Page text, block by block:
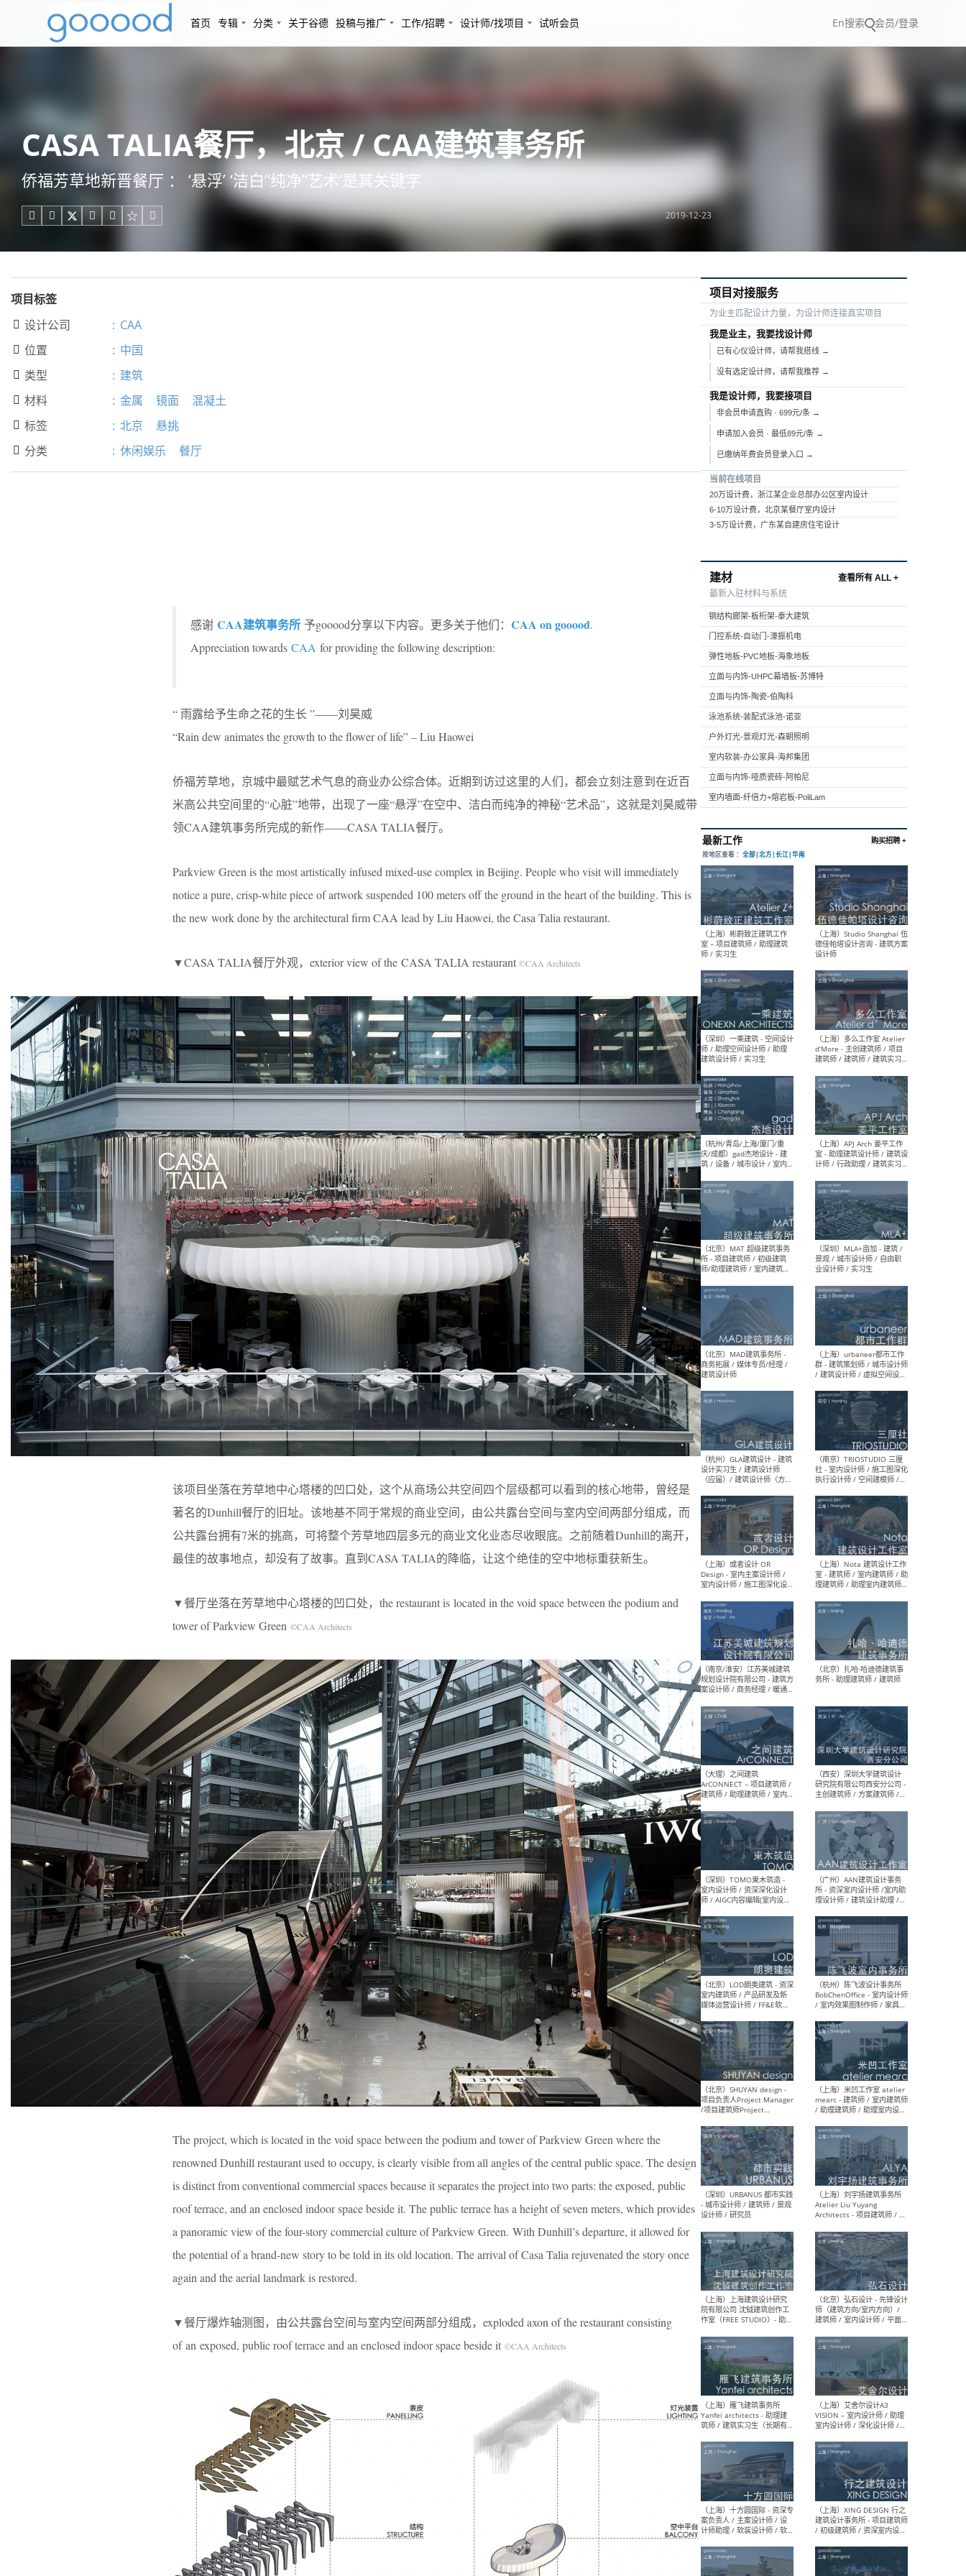
首页 专辑 分类 关于谷德 投稿与推广 工作/招聘 设计师/找项目 试听会员 En搜索 会员/登录
CASA TALIA餐厅，北京 / CAA建筑事务所
侨福芳草地新晋餐厅 ： ‘悬浮’ ‘洁白’‘纯净’‘艺术’是其关键字
     2019-12-23
项目标签
 设计公司 : CAA
 位置 : 中国
 类型 : 建筑
 材料 : 金属 镜面 混凝土
 标签 : 北京 悬挑
 分类 : 休闲娱乐 餐厅
感谢 CAA建筑事务所 予gooood分享以下内容。更多关于他们： CAA on gooood.
Appreciation towards CAA for providing the following description:
“ 雨露给予生命之花的生长 ”——刘昊威
“Rain dew animates the growth to the flower of life” – Liu Haowei
侨福芳草地，京城中最赋艺术气息的商业办公综合体。近期到访过这里的人们，都会立刻注意到在近百
米高公共空间里的“心脏”地带，出现了一座“悬浮”在空中、洁白而纯净的神秘“艺术品”，这就是刘昊威带
领CAA建筑事务所完成的新作——CASA TALIA餐厅。
Parkview Green is the most artistically infused mixed-use complex in Beijing. People who visit will immediately
notice a pure, crisp-white piece of artwork suspended 100 meters off the ground in the heart of the building. This is
the new work done by the architectural firm CAA lead by Liu Haowei, the Casa Talia restaurant.
▼CASA TALIA餐厅外观，exterior view of the CASA TALIA restaurant ©CAA Architects
该项目坐落在芳草地中心塔楼的凹口处，这个从商场公共空间四个层级都可以看到的核心地带，曾经是
著名的Dunhill餐厅的旧址。该地基不同于常规的商业空间，由公共露台空间与室内空间两部分组成，而
公共露台拥有7米的挑高，可将整个芳草地四层多元的商业文化业态尽收眼底。之前随着Dunhill的离开，
最佳的故事地点，却没有了故事。直到CASA TALIA的降临，让这个绝佳的空中地标重获新生。
▼餐厅坐落在芳草地中心塔楼的凹口处，the restaurant is located in the void space between the podium and
tower of Parkview Green ©CAA Architects
The project, which is located in the void space between the podium and tower of Parkview Green where the
renowned Dunhill restaurant used to occupy, is clearly visible from all angles of the central public space. The design
is distinct from conventional commercial spaces because it separates the project into two parts: the exposed, public
roof terrace, and an enclosed indoor space beside it. The public terrace has a height of seven meters, which provides
a panoramic view of the four-story commercial culture of Parkview Green. With Dunhill’s departure, it allowed for
the potential of a brand-new story to be told in its old location. The arrival of Casa Talia rejuvenated the story once
again and the aerial landmark is restored.
▼餐厅爆炸轴测图，由公共露台空间与室内空间两部分组成，exploded axon of the restaurant consisting
of an exposed, public roof terrace and an enclosed indoor space beside it ©CAA Architects
项目对接服务
为业主匹配设计力量，为设计师连接真实项目
我是业主，我要找设计师
已有心仪设计师，请帮我搭线 →
没有选定设计师，请帮我推荐 →
我是设计师，我要接项目
非会员申请直购 · 699元/条 →
申请加入会员 · 最低89元/条 →
已缴纳年费会员登录入口 →
当前在线项目
20万设计费，浙江某企业总部办公区室内设计
6-10万设计费，北京某餐厅室内设计
3-5万设计费，广东某自建房住宅设计
建材
查看所有 ALL +
最新入驻材料与系统
钢结构廊架-板桁架-泰大建筑
门控系统-自动门-濠振机电
弹性地板-PVC地板-海象地板
立面与内饰-UHPC幕墙板-苏博特
立面与内饰-陶瓷-伯陶科
泳池系统-装配式泳池-诺亚
户外灯光-景观灯光-森朝照明
室内软装-办公家具-海邦集团
立面与内饰-哑质瓷砖-阿帕尼
室内墙面-纤倍力+熔岩板-PoliLam
最新工作
按地区查看 ：全部|北方|长江
（上海）彬蔚致正建筑工作
室 – 项目建筑师 / 助理建筑
师 / 实习生
（深圳）一乘建筑 - 空间设计
师 / 助理空间设计师 / 助理
建筑设计师 / 实习生
（杭州/青岛/上海/厦门/重
庆/成都）gad杰地设计 - 建
筑 / 设备 / 城市设计 / 室内 /
幕墙 / BIM / 成本 / 工程 / 运
营 / 品牌 / 观点views / 实习
等
（北京）MAT 超级建筑事务
所 - 项目建筑师 / 初级建筑
师/助理建筑师 / 室内建筑师
（北京）MAD建筑事务所 -
商务拓展 / 媒体专员/经理 /
设计实习生 / 建筑设计师
（应届）/ 建筑设计师（方案
设计）/ 建筑设计师（施工
图）/ 结构设计师 / 给排水设
计师
（上海）或者设计 OR
Design - 室内主案设计师 /
室内设计师 / 施工图深化设
计师 / 室内设计助理 / 新媒
体运营
（南京/淮安）江苏美城建筑
规划设计院有限公司 - 建筑方
案设计师 / 商务经理 / 暖通
设计师 / 造价工程师
（大理）之间建筑
ArCONNECT – 项目建筑师 /
建筑师 / 助理建筑师 / 室内
设计师 / 实习生
（深圳）TOMO東木筑造 -
室内设计师 / 资深深化设计
师 / AIGC内容编辑(室内设计
方向) / 照明设计师 / 软装设
计师
（北京）LOD朗奥建筑 - 资深
室内建筑师 / 产品研发及新
设计师 / 深化设计师 / 实习
（北京）SHUYAN design -
项目负责人Project Manager
/项目建筑师Project
Architect / 助理建筑师
Assistant Architect / 创始
人助理Founder's Assistant
/ 实习生Intern
（深圳）URBANUS 都市实践
- 城市设计师 / 建筑师 / 景观